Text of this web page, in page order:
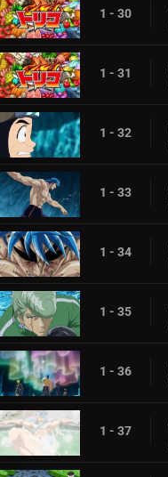
1 - 30
1 - 31
1 - 32
1 - 33
1 - 34
1 - 35
1 - 36
1 - 37